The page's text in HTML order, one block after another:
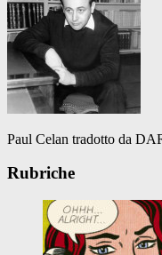
Paul Celan tradotto da
Rubriche